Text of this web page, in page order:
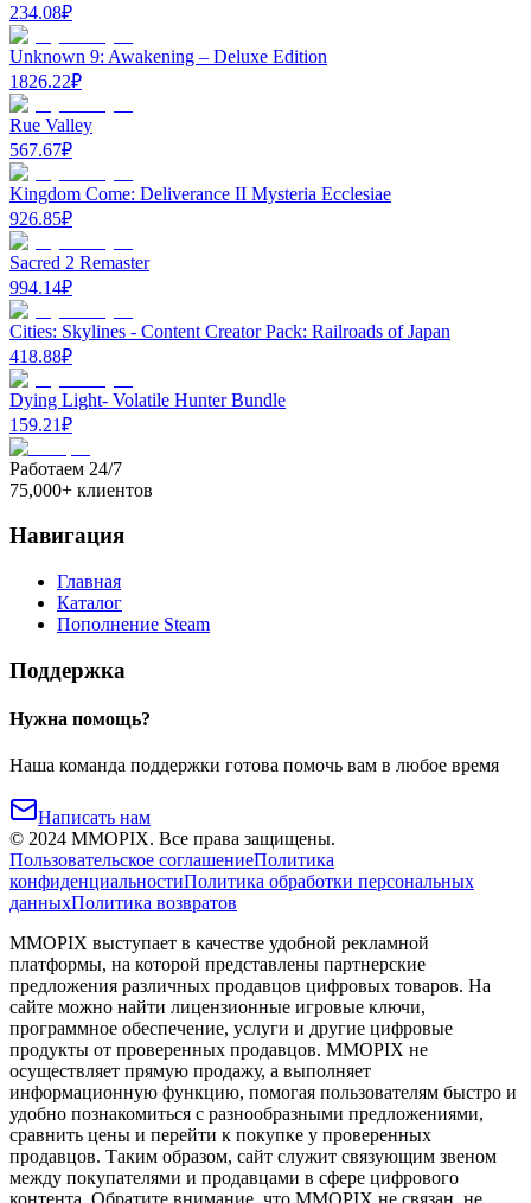
234.08₽
Unknown 9: Awakening – Deluxe Edition
1826.22₽
Rue Valley
567.67₽
Kingdom Come: Deliverance II Mysteria Ecclesiae
926.85₽
Sacred 2 Remaster
994.14₽
Cities: Skylines - Content Creator Pack: Railroads of Japan
418.88₽
Dying Light- Volatile Hunter Bundle
159.21₽
Работаем 24/7
75,000+ клиентов
Навигация
Главная
Каталог
Пополнение Steam
Поддержка
Нужна помощь?
Наша команда поддержки готова помочь вам в любое время
Написать нам
© 2024 MMOPIX. Все права защищены.
Пользовательское соглашениеПолитика
конфиденциальностиПолитика обработки персональных
данныхПолитика возвратов
MMOPIX выступает в качестве удобной рекламной
платформы, на которой представлены партнерские
предложения различных продавцов цифровых товаров. На
сайте можно найти лицензионные игровые ключи,
программное обеспечение, услуги и другие цифровые
продукты от проверенных продавцов. MMOPIX не
осуществляет прямую продажу, а выполняет
информационную функцию, помогая пользователям быстро и
удобно познакомиться с разнообразными предложениями,
сравнить цены и перейти к покупке у проверенных
продавцов. Таким образом, сайт служит связующим звеном
между покупателями и продавцами в сфере цифрового